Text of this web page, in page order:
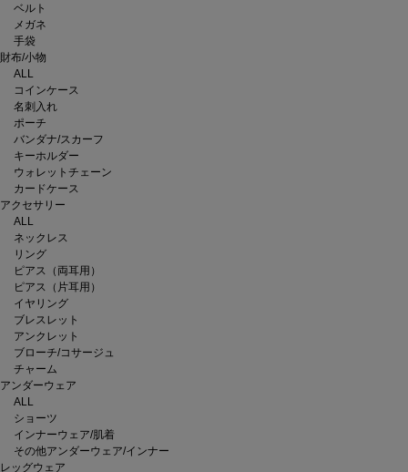
ベルト
メガネ
手袋
財布/小物
ALL
コインケース
名刺入れ
ポーチ
バンダナ/スカーフ
キーホルダー
ウォレットチェーン
カードケース
アクセサリー
ALL
ネックレス
リング
ピアス（両耳用）
ピアス（片耳用）
イヤリング
ブレスレット
アンクレット
ブローチ/コサージュ
チャーム
アンダーウェア
ALL
ショーツ
インナーウェア/肌着
その他アンダーウェア/インナー
レッグウェア